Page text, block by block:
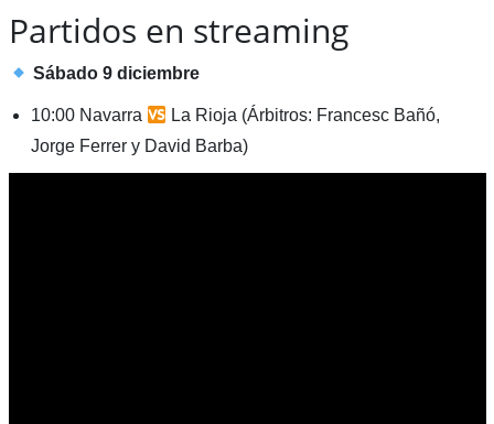
Partidos en streaming
Sábado 9 diciembre
10:00 Navarra
La Rioja (Árbitros: Francesc Bañó,
Jorge Ferrer y David Barba)